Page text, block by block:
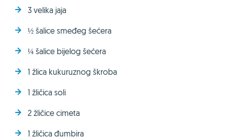
3 velika jaja
½ šalice smeđeg šećera
¼ šalice bijelog šećera
1 žlica kukuruznog škroba
1 žličica soli
2 žličice cimeta
1 žličica đumbira